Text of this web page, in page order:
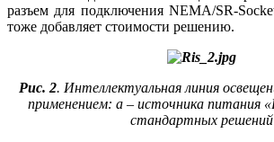
разъем для подключения NEMA/SR-
то­же добавляет стоимости решению.
Рис. 2. Интеллектуальная линия
применением: а – источника питания
стандартных решений